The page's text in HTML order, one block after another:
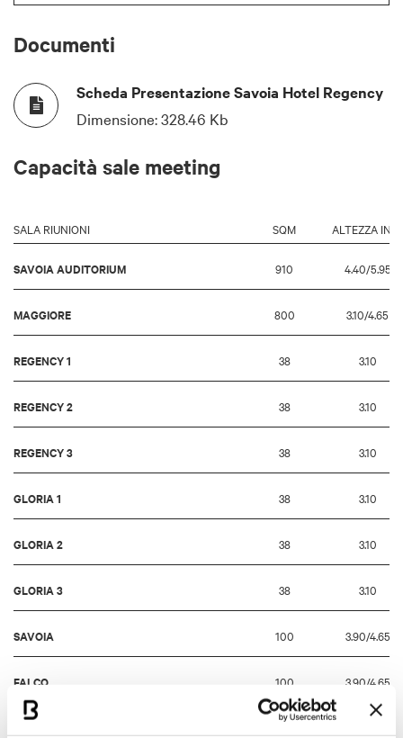
Documenti
Scheda Presentazione Savoia Hotel Regency
Dimensione:328.46 Kb
Capacità sale meeting
SALA RIUNIONI SQM ALTEZZA IN M
SAVOIA AUDITORIUM 910 4.40/5.95
MAGGIORE 800 3.10/4.65
REGENCY 1 38 3.10
REGENCY 2 38 3.10
REGENCY 3 38 3.10
GLORIA 1 38 3.10
GLORIA 2 38 3.10
GLORIA 3 38 3.10
SAVOIA 100 3.90/4.65
FALCO 100 3.90/4.65
57